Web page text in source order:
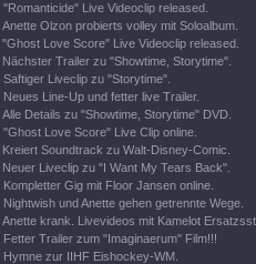
"Romanticide" Live Videoclip released.
Anette Olzon probierts volley mit Soloalbum.
"Ghost Love Score" Live Videoclip released.
Nächster Trailer zu "Showtime, Storytime".
Saftiger Liveclip zu "Storytime".
Neues Line-Up und fetter live Trailer.
Alle Details zu "Showtime, Storytime" DVD.
"Ghost Love Score" Live Clip online.
Kreiert Soundtrack zu Walt-Disney-Comic.
Neuer Liveclip zu "I Want My Tears Back".
Kompletter Gig mit Floor Jansen online.
Nightwish und Anette gehen getrennte Wege.
Anette krank. Livevideos mit Kamelot
Fetter Trailer zum "Imaginaerum" Film!!!
Hymne zur IIHF Eishockey-WM.